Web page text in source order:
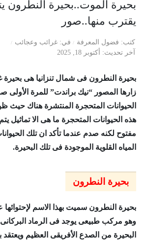
بحيرة الموت..بحيرة النطرون
يقترب منها..صور
كتب فضول المعرفة في غرائب وعجائب
آخر تحديث
أكتوبر 18, 2025
بحيرة النطرون فى شمال تنزانيا هى بحيرة
زارها المصور “نيك براندت” للمرة الأولى
الحيوانات المتحجرة المنتشرة هناك حيث
هذه الحيوانات المتحجرة ما هى الا
مفتوح لكنه صدم عندما تأكد ان تلك
المياه القلوية الموجودة فى تلك البحيرة.
بحيرة النطرون
بحيرة النطرون سميت بهذا الاسم
وهو مركب طبيعى يوجد فى الرماد
البحيرة من الصدع الأفريقى العظيم